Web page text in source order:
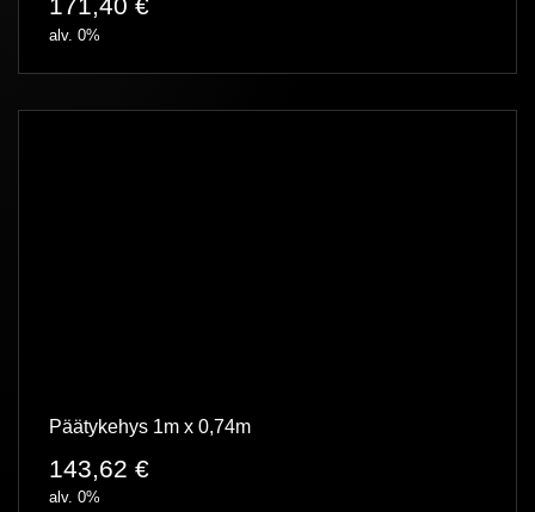
171,40 €
alv. 0%
Päätykehys 1m x 0,74m
143,62 €
alv. 0%